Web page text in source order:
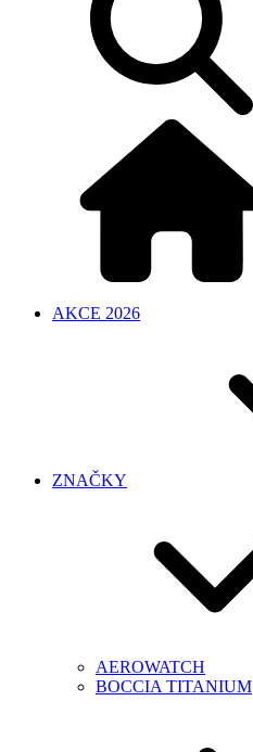
AKCE 2026
ZNAČKY
AEROWATCH
BOCCIA TITANIUM